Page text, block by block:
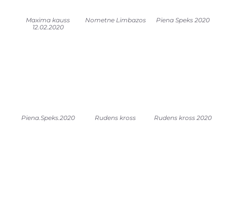
Maxima kauss
12.02.2020
Nometne Limbazos Piena Speks 2020
Piena.Speks.2020 Rudens kross Rudens kross 2020